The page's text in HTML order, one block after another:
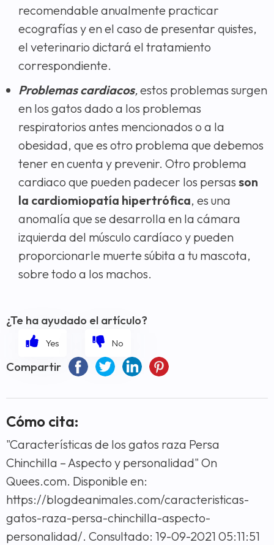
recomendable anualmente practicar
ecografías y en el caso de presentar quistes,
el veterinario dictará el tratamiento
correspondiente.
Problemas cardiacos,estos problemas surgen
en los gatos dado a los problemas
respiratorios antes mencionados o a la
obesidad, que es otro problema que debemos
tener en cuenta y prevenir. Otro problema
cardiaco que pueden padecer los persas son
la cardiomiopatía hipertrófica, es una
anomalía que se desarrolla en la cámara
izquierda del músculo cardíaco y pueden
proporcionarle muerte súbita a tu mascota,
sobre todo a los machos.
¿Te ha ayudado el artículo?
Compartir
Cómo cita:
"Características de los gatos raza Persa
Chinchilla – Aspecto y personalidad" On
Quees.com. Disponible en:
https://blogdeanimales.com/caracteristicas-
gatos-raza-persa-chinchilla-aspecto-
personalidad/. Consultado: 19-09-2021 05:11:51